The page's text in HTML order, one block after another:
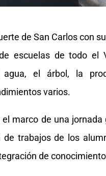
de San Carlos con
escuelas de todo el
agua, el árbol, la
varios.
marco de una
de trabajos de los
de